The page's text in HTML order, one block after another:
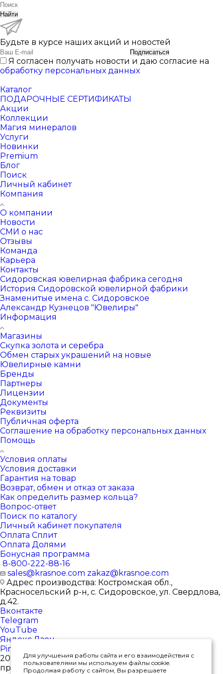
Найти
Будьте в курсе наших акций и новостей
Подписаться
Я согласен получать новости и даю согласие на
обработку персональных данных
Каталог
ПОДАРОЧНЫЕ СЕРТИФИКАТЫ
Акции
Коллекции
Магия минералов
Услуги
Новинки
Premium
Блог
Поиск
Личный кабинет
Компания
О компании
Новости
СМИ о нас
Отзывы
Команда
Карьера
Контакты
Сидоровская ювелирная фабрика сегодня
История Сидоровской ювелирной фабрики
Знаменитые имена с. Сидоровское
Александр Кузнецов "Ювелиры"
Информация
Магазины
Скупка золота и серебра
Обмен старых украшений на новые
Ювелирные камни
Бренды
Партнеры
Лицензии
Документы
Реквизиты
Публичная оферта
Соглашение на обработку персональных данных
Помощь
Условия оплаты
Условия доставки
Гарантия на товар
Возврат, обмен и отказ от заказа
Как определить размер кольца?
Вопрос-ответ
Поиск по каталогу
Личный кабинет покупателя
Оплата Сплит
Оплата Долями
Бонусная программа
8-800-222-88-16
sales@krasnoe.com zakaz@krasnoe.com
Адрес производства: Костромская обл.,
Красносельский р-н, с. Сидоровское, ул. Свердлова,
д.42.
Вконтакте
Telegram
YouTube
Яндекс.Дзен
Pinterest
2026 © Интернет-магазин ювелирных изделий от
производителя
Для улучшения работы сайта и его взаимодействия с
пользователями мы используем файлы cookie.
Продолжая работу с сайтом, Вы разрешаете